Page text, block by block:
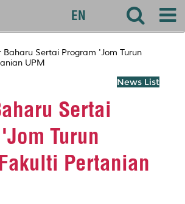
EN
Baharu Sertai Program 'Jom Turun
UPM
News List
Sertai
Turun
Pertanian